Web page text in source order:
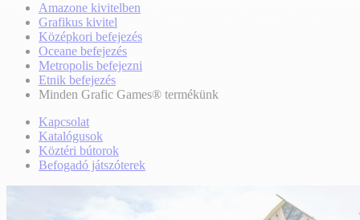
Amazone kivitelben
Grafikus kivitel
Középkori befejezés
Oceane befejezés
Metropolis befejezni
Etnik befejezés
Minden Grafic Games® termékünk
Kapcsolat
Katalógusok
Köztéri bútorok
Befogadó játszóterek